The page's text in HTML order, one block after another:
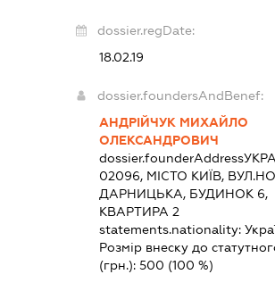
dossier.regDate:
18.02.19
dossier.foundersAndBenef:
АНДРІЙЧУК МИХАЙЛО
ОЛЕКСАНДРОВИЧ
dossier.founderAddress
02096, МІСТО КИЇВ,
ДАРНИЦЬКА, БУДИНОК 6,
КВАРТИРА 2
statements.nationality:
Розмір внеску до
(грн.):500 (100 %)